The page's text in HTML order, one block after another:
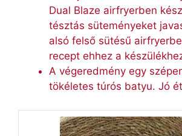
Dual Blaze airfryerben
tésztás süteményeket
alsó felső sütésű
recept ehhez a
A végeredmény egy
tökéletes túrós batyu. Jó